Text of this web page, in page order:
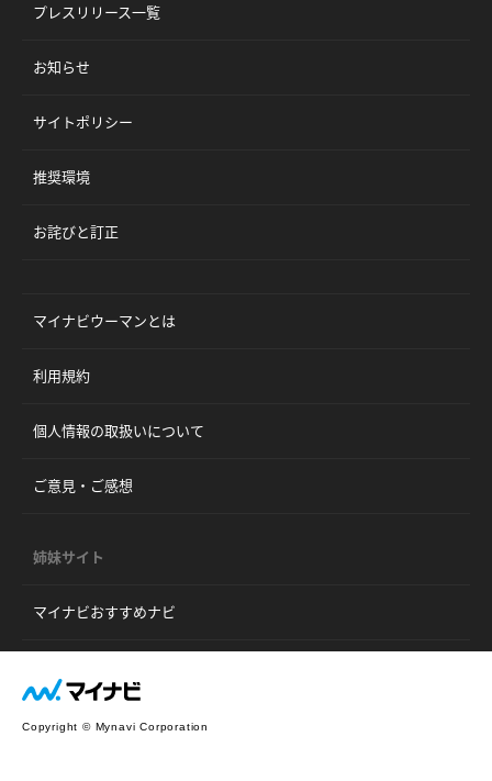
プレスリリース一覧
お知らせ
サイトポリシー
推奨環境
お詫びと訂正
マイナビウーマンとは
利用規約
個人情報の取扱いについて
ご意見・ご感想
姉妹サイト
マイナビおすすめナビ
Copyright © Mynavi Corporation